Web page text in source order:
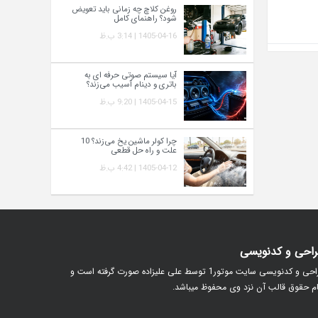
روغن کلاچ چه زمانی باید تعویض
شود؟ راهنمای کامل
1405-04-16 | 3:14 ب.ظ
آیا سیستم صوتی حرفه‌ ای به
باتری و دینام آسیب می‌زند؟
1405-04-15 | 9:20 ب.ظ
چرا کولر ماشین یخ می‌زند؟ 10
علت و راه‌ حل قطعی
1405-04-12 | 4:42 ب.ظ
و کدنویسی
طراحی و کدنویسی سایت موتور1 توسط علی علیزاده صورت گرفته است و
حقوق قالب آن نزد وی محفوظ میباشد.